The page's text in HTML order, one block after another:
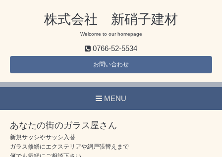
株式会社 新硝子建材
Welcome to our homepage
0766-52-5534
お問い合わせ
MENU
あなたの街のガラス屋さん
新規サッシやサッシ入替
ガラス修繕にエクステリアや網戸張替えまで